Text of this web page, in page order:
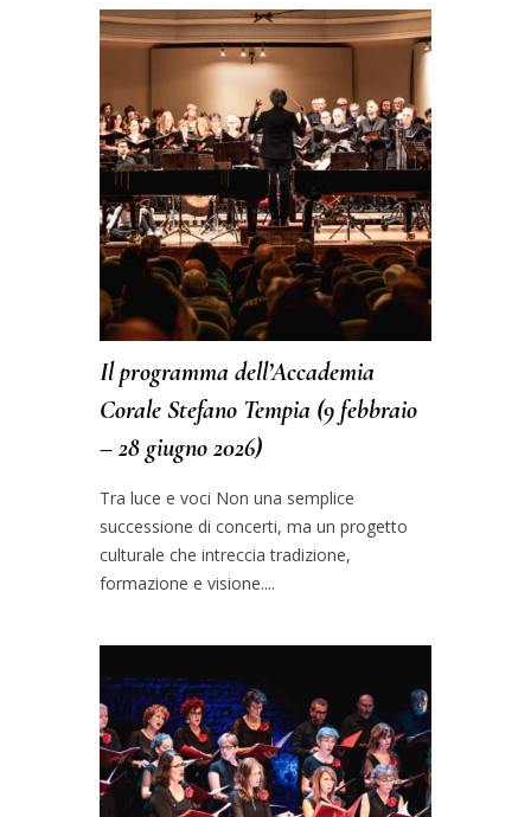
Il programma dell’Accademia
Corale Stefano Tempia (9 febbraio
– 28 giugno 2026)
Tra luce e voci Non una semplice
successione di concerti, ma un progetto
culturale che intreccia tradizione,
formazione e visione....